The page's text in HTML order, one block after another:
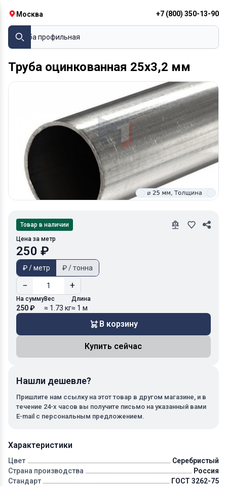
Москва +7 (800) 350-13-90
Труба профильная
Труба оцинкованная 25х3,2 мм
Характеристики
Цвет
Серебристый
Страна производства
Россия
Стандарт
ГОСТ 3262-75
Товар в наличии
Цена за метр
250 ₽
₽ / метр ₽ / тонна
− +
На сумму
250 ₽
Вес
≈ 1.73 кг
Длина
≈ 1 м
В корзину
Купить сейчас
Нашли дешевле?
Пришлите нам ссылку на этот товар в другом магазине, и в
течение 24-х часов вы получите письмо на указанный вами
E-mail с персональным предложением.